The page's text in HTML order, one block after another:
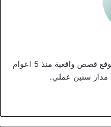
أعمل ككتابة محتوي مختص في القصص في موقع قصص واقعية منذ 5 اعوام